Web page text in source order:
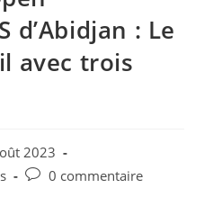
d’Abidjan : Le
avec trois
2023
0 commentaire